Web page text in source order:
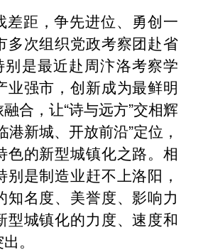
差距，争先进位、勇创一
多次组织党政考察团赴省
别是最近赴周汴洛考察学
业强市，创新成为最鲜明
合，让“诗与远方”交相辉
港新城、开放前沿”定位，
色的新型城镇化之路。相
别是制造业赶不上洛阳，
知名度、美誉度、影响力
型城镇化的力度、速度和
。